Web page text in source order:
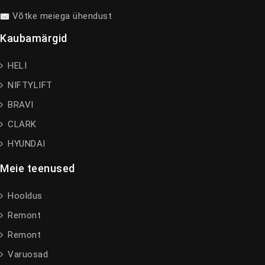
Võtke meiega ühendust
Kaubamärgid
HELI
NIFTYLIFT
BRAVI
CLARK
HYUNDAI
Meie teenused
Hooldus
Remont
Remont
Varuosad